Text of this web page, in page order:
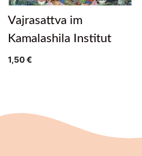
Vajrasattva im
Kamalashila Institut
1,50€